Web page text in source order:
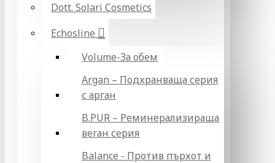
Dott. Solari Cosmetics
Echosline
Volume-За обем
Argan – Подхранваща серия
с арган
B.PUR – Реминерализираща
веган серия
Balance - Против пърхот и